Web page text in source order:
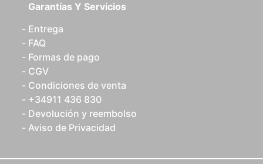
Garantías Y Servicios
Entrega
FAQ
Formas de pago
CGV
Condiciones de venta
+34911 436 830
Devolución y reembolso
Aviso de Privacidad